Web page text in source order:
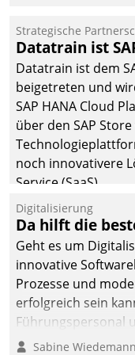
Einsparungen
Prozesse. Doch
mit der Einführung
getan. Die
die Bereitschaft,
und zu verändern.
Strategische
Datatrain ist
Datatrain ist dem
beigetreten und
SAP HANA Cloud
über den SAP
noch innovativere
Service (SaaS).
Digitalisierung
Da hilft die
Geht es um
innovative
Prozesse und
erfolgreich sein
Führungspersonal
verändern und
Sabine Wiedemann